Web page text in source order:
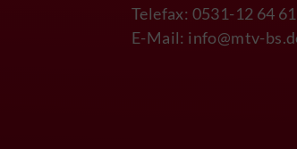
Telefax: 0531-12 64 61
E-Mail: info@mtv-